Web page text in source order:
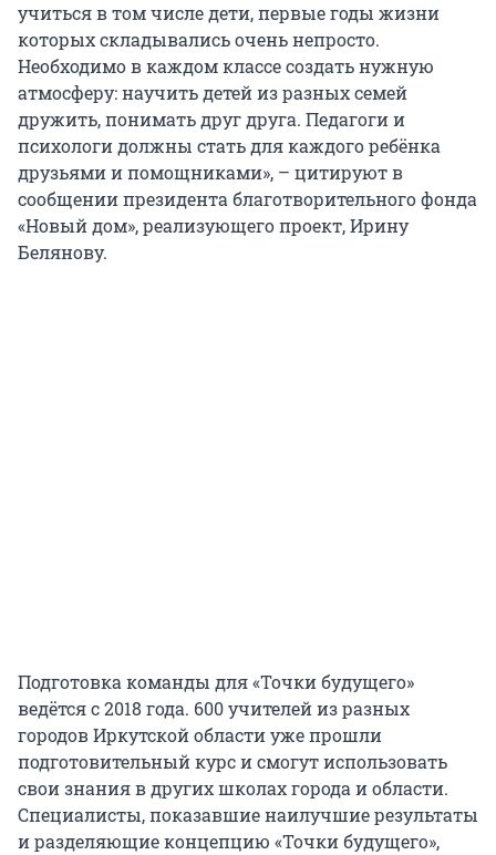
учиться в том числе дети, первые годы жизни
которых складывались очень непросто.
Необходимо в каждом классе создать нужную
атмосферу: научить детей из разных семей
дружить, понимать друг друга. Педагоги и
психологи должны стать для каждого ребёнка
друзьями и помощниками», – цитируют в
сообщении президента благотворительного фонда
«Новый дом», реализующего проект, Ирину
Белянову.
Подготовка команды для «Точки будущего»
ведётся с 2018 года. 600 учителей из разных
городов Иркутской области уже прошли
подготовительный курс и смогут использовать
свои знания в других школах города и области.
Специалисты, показавшие наилучшие результаты
и разделяющие концепцию «Точки будущего»,